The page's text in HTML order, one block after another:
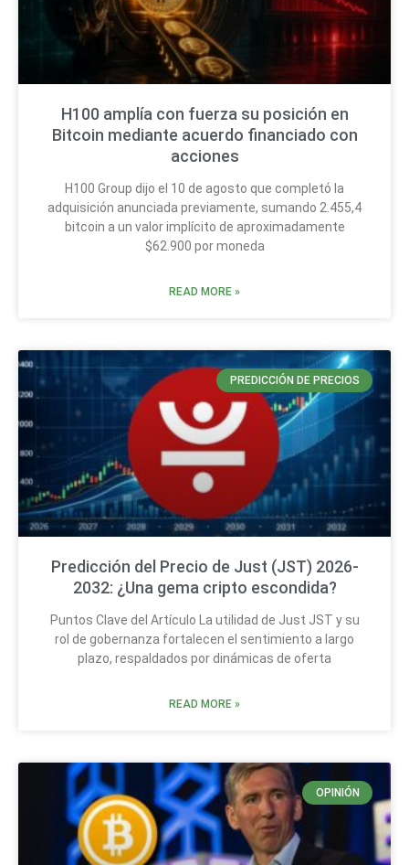
H100 amplía con fuerza su posición en
Bitcoin mediante acuerdo financiado con
acciones
H100 Group dijo el 10 de agosto que completó la
adquisición anunciada previamente, sumando 2.455,4
bitcoin a un valor implícito de aproximadamente
$62.900 por moneda
READ MORE »
PREDICCIÓN DE PRECIOS
Predicción del Precio de Just (JST) 2026-
2032: ¿Una gema cripto escondida?
Puntos Clave del Artículo La utilidad de Just JST y su
rol de gobernanza fortalecen el sentimiento a largo
plazo, respaldados por dinámicas de oferta
READ MORE »
OPINIÓN